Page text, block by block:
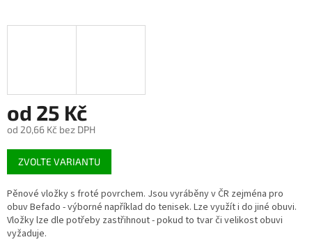
od 25 Kč
od 20,66 Kč bez DPH
Měrná
cena:
ZVOLTE VARIANTU
Pěnové vložky s froté povrchem. Jsou vyráběny v ČR zejména pro
obuv Befado - výborné například do tenisek. Lze využít i do jiné obuvi.
Vložky lze dle potřeby zastřihnout - pokud to tvar či velikost obuvi
vyžaduje.